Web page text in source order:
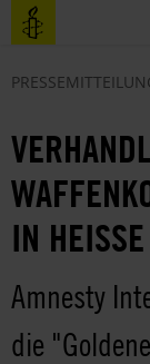
Direkt
zum
Benutzermenü
IN
Amnesty
die